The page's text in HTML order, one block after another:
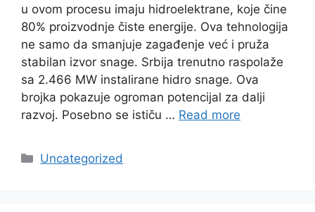
u ovom procesu imaju hidroelektrane, koje čine
80% proizvodnje čiste energije. Ova tehnologija
ne samo da smanjuje zagađenje već i pruža
stabilan izvor snage. Srbija trenutno raspolaže
sa 2.466 MW instalirane hidro snage. Ova
brojka pokazuje ogroman potencijal za dalji
razvoj. Posebno se ističu … Read more
Categories
Uncategorized